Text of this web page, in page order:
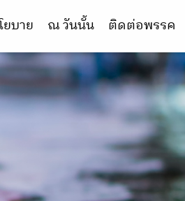
ยบาย ณ วันนั้น ติดต่อพรรค